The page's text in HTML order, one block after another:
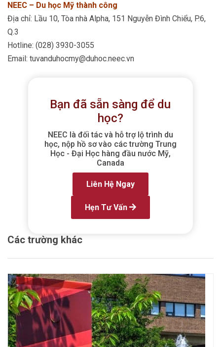
NEEC – Du học Mỹ thành công
Địa chỉ: Lầu 10, Tòa nhà Alpha, 151 Nguyễn Đình Chiểu, P.6,
Q.3
Hotline: (028) 3930-3055
Email: tuvanduhocmy@duhoc.neec.vn
Bạn đã sẵn sàng để du
học?
NEEC là đối tác và hỗ trợ lộ trình du
học, nộp hồ sơ vào các trường Trung
Học - Đại Học hàng đầu nước Mỹ,
Canada
Liên Hệ Ngay
Hẹn Tư Vấn
Các trường khác